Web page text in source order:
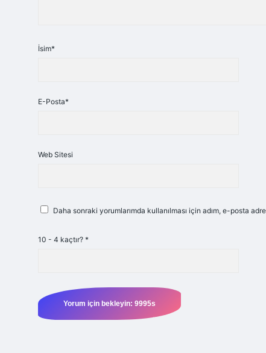
İsim*
E-Posta*
Web Sitesi
Daha sonraki yorumlarımda kullanılması için adım, e-posta
10 - 4 kaçtır? *